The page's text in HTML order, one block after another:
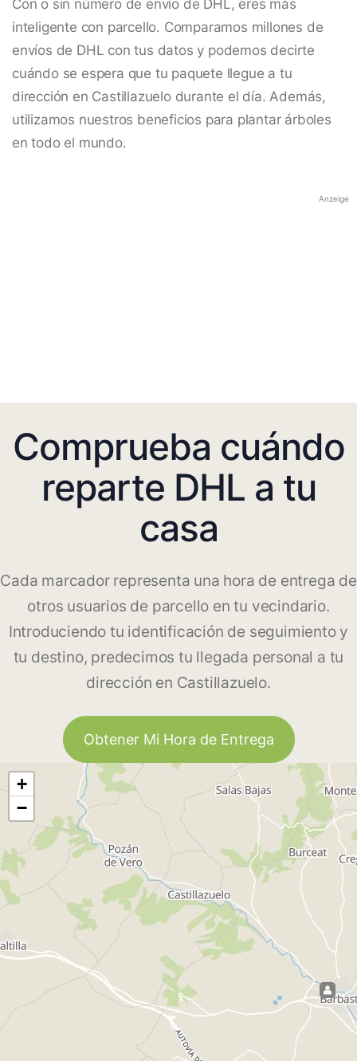
Con o sin número de envío de DHL, eres más
inteligente con parcello. Comparamos millones de
envíos de DHL con tus datos y podemos decirte
cuándo se espera que tu paquete llegue a tu
dirección en Castillazuelo durante el día. Además,
utilizamos nuestros beneficios para plantar árboles
en todo el mundo.
Anzeige
Comprueba cuándo
reparte DHL a tu
casa
Cada marcador representa una hora de entrega de
otros usuarios de parcello en tu vecindario.
Introduciendo tu identificación de seguimiento y
tu destino, predecimos tu llegada personal a tu
dirección en Castillazuelo.
Obtener Mi Hora de Entrega
+
−